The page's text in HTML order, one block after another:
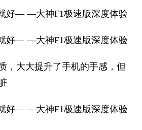
，大大提升了手机的手感，但